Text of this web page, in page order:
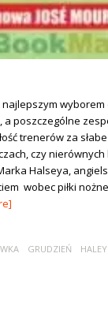
wyborem
poszczególne
trenerów za
czy
Halseya,
wobec piłki
GRUDZIEŃ HALEY